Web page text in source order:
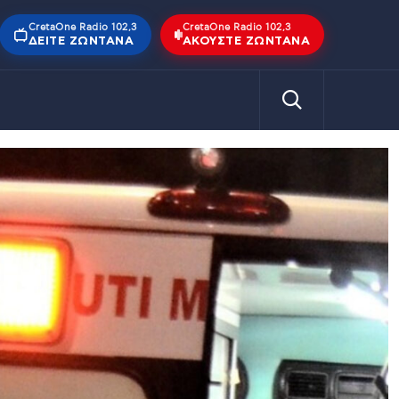
CretaOne Radio 102,3
ΔΕΊΤΕ ΖΩΝΤΑΝΆ
CretaOne Radio 102,3
ΑΚΟΎΣΤΕ ΖΩΝΤΑΝΆ